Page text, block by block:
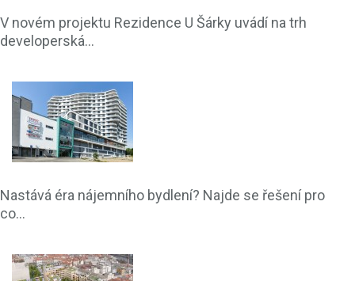
V novém projektu Rezidence U Šárky uvádí na trh
developerská...
Nastává éra nájemního bydlení? Najde se řešení pro
co...